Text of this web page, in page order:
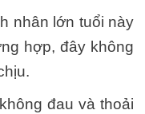
nhân lớn tuổi này
hợp, đây không
đau và thoải